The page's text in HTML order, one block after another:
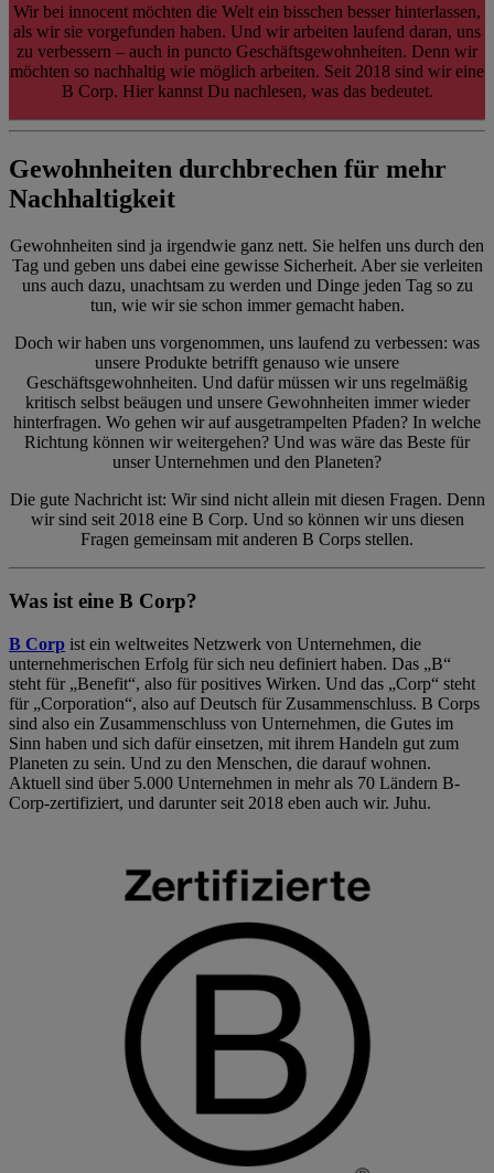
Wir bei innocent möchten die Welt ein bisschen besser hinterlassen,
als wir sie vorgefunden haben. Und wir arbeiten laufend daran, uns
zu verbessern – auch in puncto Geschäftsgewohnheiten. Denn wir
möchten so nachhaltig wie möglich arbeiten. Seit 2018 sind wir eine
B Corp. Hier kannst Du nachlesen, was das bedeutet.
Gewohnheiten durchbrechen für mehr
Nachhaltigkeit
Gewohnheiten sind ja irgendwie ganz nett. Sie helfen uns durch den
Tag und geben uns dabei eine gewisse Sicherheit. Aber sie verleiten
uns auch dazu, unachtsam zu werden und Dinge jeden Tag so zu
tun, wie wir sie schon immer gemacht haben.
Doch wir haben uns vorgenommen, uns laufend zu verbessen: was
unsere Produkte betrifft genauso wie unsere
Geschäftsgewohnheiten. Und dafür müssen wir uns regelmäßig
kritisch selbst beäugen und unsere Gewohnheiten immer wieder
hinterfragen. Wo gehen wir auf ausgetrampelten Pfaden? In welche
Richtung können wir weitergehen? Und was wäre das Beste für
unser Unternehmen und den Planeten?
Die gute Nachricht ist: Wir sind nicht allein mit diesen Fragen. Denn
wir sind seit 2018 eine B Corp. Und so können wir uns diesen
Fragen gemeinsam mit anderen B Corps stellen.
Was ist eine B Corp?
B Corp ist ein weltweites Netzwerk von Unternehmen, die
unternehmerischen Erfolg für sich neu definiert haben. Das „B“
steht für „Benefit“, also für positives Wirken. Und das „Corp“ steht
für „Corporation“, also auf Deutsch für Zusammenschluss. B Corps
sind also ein Zusammenschluss von Unternehmen, die Gutes im
Sinn haben und sich dafür einsetzen, mit ihrem Handeln gut zum
Planeten zu sein. Und zu den Menschen, die darauf wohnen.
Aktuell sind über 5.000 Unternehmen in mehr als 70 Ländern B-
Corp-zertifiziert, und darunter seit 2018 eben auch wir. Juhu.